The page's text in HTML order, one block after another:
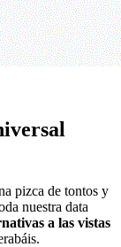
pizca de tontos y
nuestra data
a las vistas